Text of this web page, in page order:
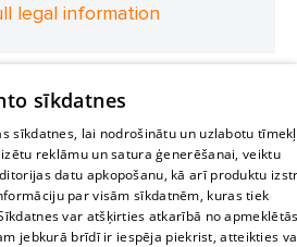
legal information
sīkdatnes
sīkdatnes, lai nodrošinātu un uzlabotu
reklāmu un satura ģenerēšanai, veiktu
datu apkopošanu, kā arī produktu
par visām sīkdatnēm, kuras tiek
var atšķirties atkarībā no
jebkurā brīdī ir iespēja piekrist, atteikties